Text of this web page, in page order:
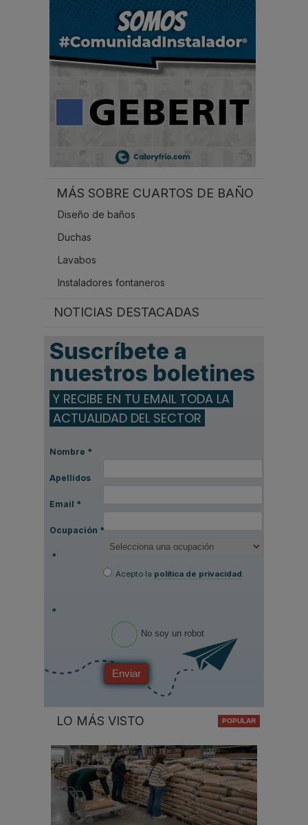
.
MÁS SOBRE CUARTOS DE BAÑO
Diseño de baños
Duchas
Lavabos
Instaladores fontaneros
NOTICIAS DESTACADAS
Suscríbete a
nuestros boletines
Y RECIBE EN TU EMAIL TODA LA
ACTUALIDAD DEL SECTOR
Nombre *
Apellidos
Email *
Ocupación *
*
Acepto la política de privacidad.
*
No soy un robot
Enviar
LO MÁS VISTO